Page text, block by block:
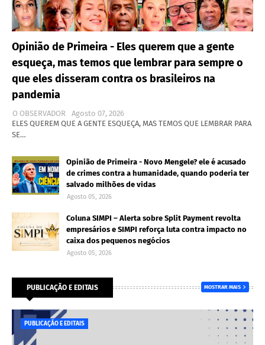
Opinião de Primeira - Eles querem que a gente
esqueça, mas temos que lembrar para sempre o
que eles disseram contra os brasileiros na
pandemia
O OBSERVADOR
Agosto 07, 2026
ELES QUEREM QUE A GENTE ESQUEÇA, MAS TEMOS QUE LEMBRAR PARA
SE…
Opinião de Primeira - Novo Mengele? ele é acusado
de crimes contra a humanidade, quando poderia ter
salvado milhões de vidas
Agosto 05, 2026
Coluna SIMPI – Alerta sobre Split Payment revolta
empresários e SIMPI reforça luta contra impacto no
caixa dos pequenos negócios
Agosto 05, 2026
PUBLICAÇÃO E EDITAIS MOSTRAR MAIS
PUBLICAÇÃO E EDITAIS